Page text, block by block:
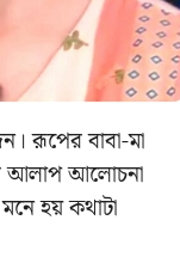
রূপের বাবা-মা
আলাপ আলোচনা
হয় কথাটা